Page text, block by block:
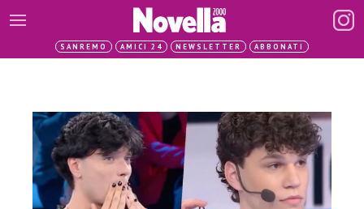
SANREMO AMICI 24 NEWSLETTER ABBONATI